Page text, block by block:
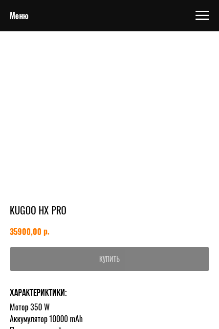
Меню
KUGOO HX PRO
35900,00 р.
КУПИТЬ
Характериктики:
Мотор 350 W
Аккумулятор 10000 mAh